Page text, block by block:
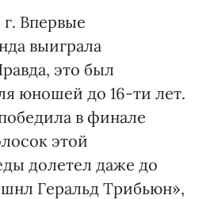
г. Впервые
выиграла
это был
юношей до 16-ти лет.
в финале
этой
долетел даже до
Геральд Трибьюн»,